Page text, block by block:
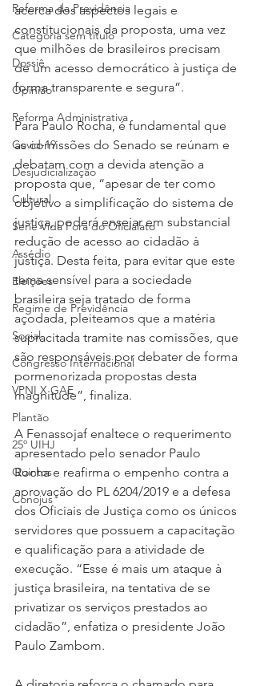
Reforma da Previdência
Categoria sem título
Dossiê
Opinião
Reforma Administrativa
Covid-19
Desjudicialização
Cultural
Serie Vida Fora do Oficialato
Assédio
Eleições
Regime de Previdência
Social
Congresso Internacional
VPNI X GAE
Plantão
25º UIHJ
Quintos
Conojus
acerca dos aspectos legais e
constitucionais da proposta, uma vez
que milhões de brasileiros precisam
de um acesso democrático à justiça de
forma transparente e segura”.
Para Paulo Rocha, é fundamental que
as comissões do Senado se reúnam e
debatam com a devida atenção a
proposta que, “apesar de ter como
objetivo a simplificação do sistema de
justiça, poderá ensejar em substancial
redução de acesso ao cidadão à
justiça. Desta feita, para evitar que este
tema sensível para a sociedade
brasileira seja tratado de forma
açodada, pleiteamos que a matéria
supracitada tramite nas comissões, que
são responsáveis por debater de forma
pormenorizada propostas desta
magnitude”, finaliza.
A Fenassojaf enaltece o requerimento
apresentado pelo senador Paulo
Rocha e reafirma o empenho contra a
aprovação do PL 6204/2019 e a defesa
dos Oficiais de Justiça como os únicos
servidores que possuem a capacitação
e qualificação para a atividade de
execução. “Esse é mais um ataque à
justiça brasileira, na tentativa de se
privatizar os serviços prestados ao
cidadão”, enfatiza o presidente João
Paulo Zambom.